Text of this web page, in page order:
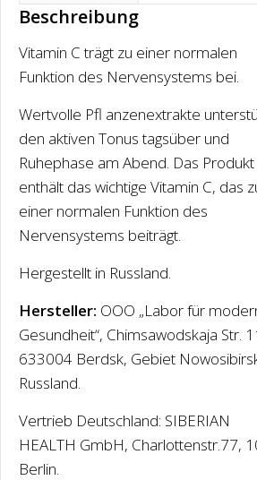
Beschreibung
Vitamin C trägt zu einer normalen
Funktion des Nervensystems bei.
Wertvolle Pfl anzenextrakte
den aktiven Tonus tagsüber und
Ruhephase am Abend. Das Produkt
enthält das wichtige Vitamin C, das
einer normalen Funktion des
Nervensystems beiträgt.
Hergestellt in Russland.
Hersteller: OOO „Labor für
Gesundheit“, Chimsawodskaja Str.
633004 Berdsk, Gebiet
Russland.
Vertrieb Deutschland: SIBERIAN
HEALTH GmbH, Charlottenstr.77,
Berlin.